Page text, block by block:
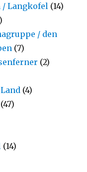
/ Langkofel (14)
/ den
(7)
(2)
(4)
(47)
(14)